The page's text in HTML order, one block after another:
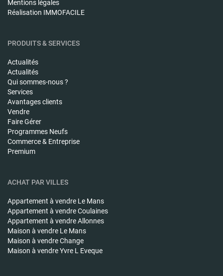
Mentions légales
Réalisation IMMOFACILE
PRODUITS & SERVICES
Actualités
Actualités
Qui sommes-nous ?
Services
Avantages clients
Vendre
Faire Gérer
Programmes Neufs
Commerce & Entreprise
Premium
ACHAT PAR VILLES
Appartement à vendre Le Mans
Appartement à vendreCoulaines
Appartement à vendreAllonnes
Maison à vendre Le Mans
Maison à vendreChange
Maison à vendreYvre L Eveque